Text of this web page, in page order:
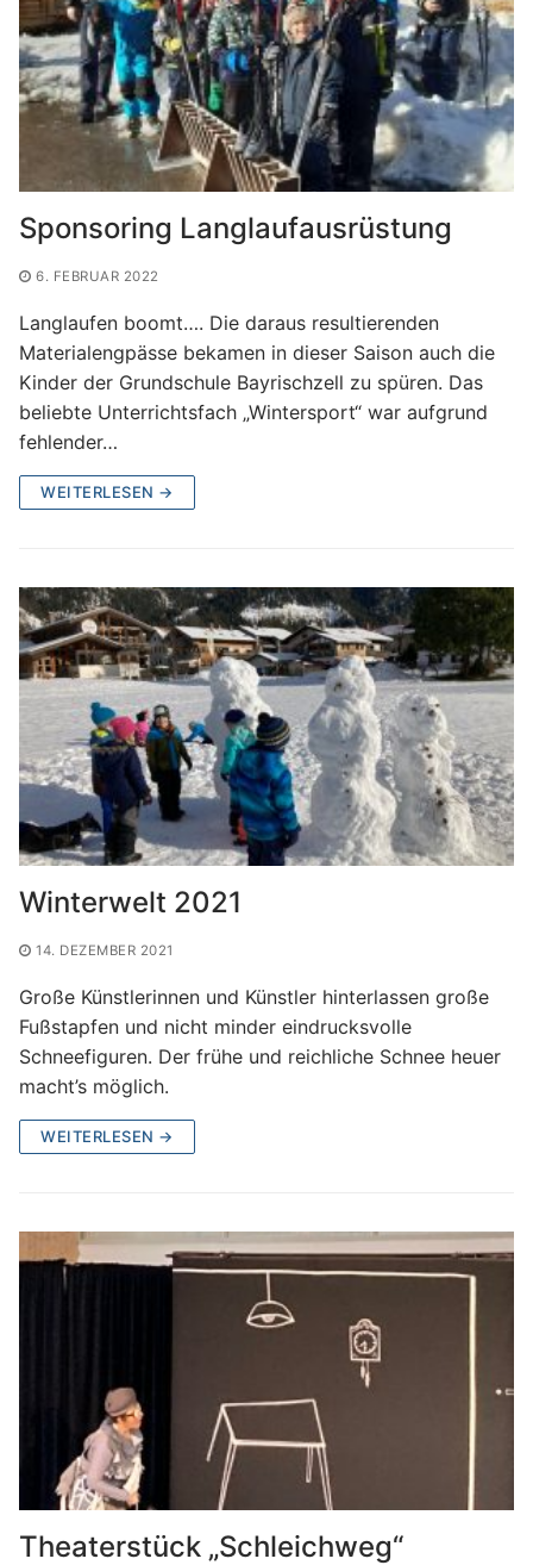
Sponsoring Langlaufausrüstung
6. FEBRUAR 2022
Langlaufen boomt…. Die daraus resultierenden
Materialengpässe bekamen in dieser Saison auch die
Kinder der Grundschule Bayrischzell zu spüren. Das
beliebte Unterrichtsfach „Wintersport“ war aufgrund
fehlender…
WEITERLESEN →
Winterwelt 2021
14. DEZEMBER 2021
Große Künstlerinnen und Künstler hinterlassen große
Fußstapfen und nicht minder eindrucksvolle
Schneefiguren. Der frühe und reichliche Schnee heuer
macht’s möglich.
WEITERLESEN →
Theaterstück „Schleichweg“